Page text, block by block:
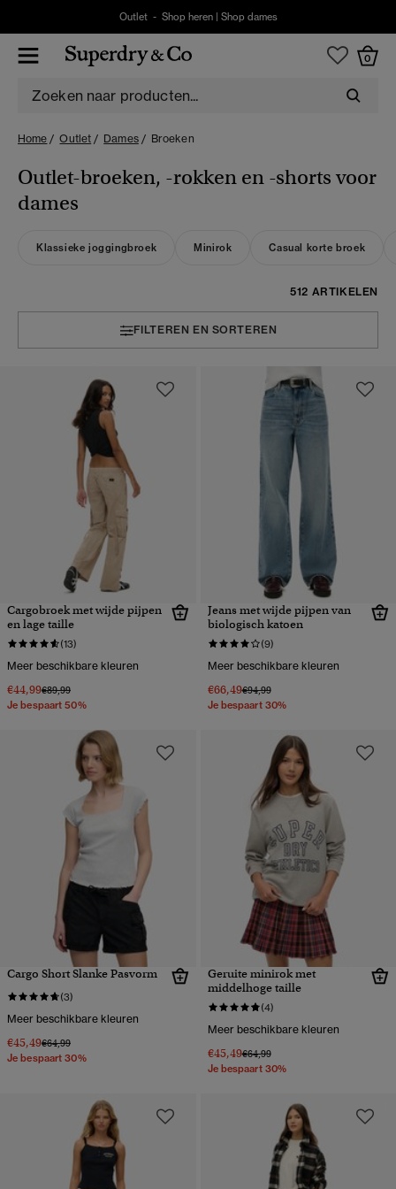
Outlet - Shop heren| Shop dames
0
Home Outlet Dames Broeken
Outlet-broeken, -rokken en -shorts voor
dames
Klassieke joggingbroek Minirok Casual korte broek
512 ARTIKELEN
FILTEREN EN SORTEREN
Cargobroek met wijde pijpen
en lage taille
(13)
Meer beschikbare kleuren
€44,99Prijs verlaagd van
€89,99naar
Je bespaart 50%
Jeans met wijde pijpen van
biologisch katoen
(9)
Meer beschikbare kleuren
€66,49Prijs verlaagd van
€94,99naar
Je bespaart 30%
Cargo Short Slanke Pasvorm
(3)
Meer beschikbare kleuren
€45,49Prijs verlaagd van
€64,99naar
Je bespaart 30%
Geruite minirok met
middelhoge taille
(4)
Meer beschikbare kleuren
€45,49Prijs verlaagd van
€64,99naar
Je bespaart 30%